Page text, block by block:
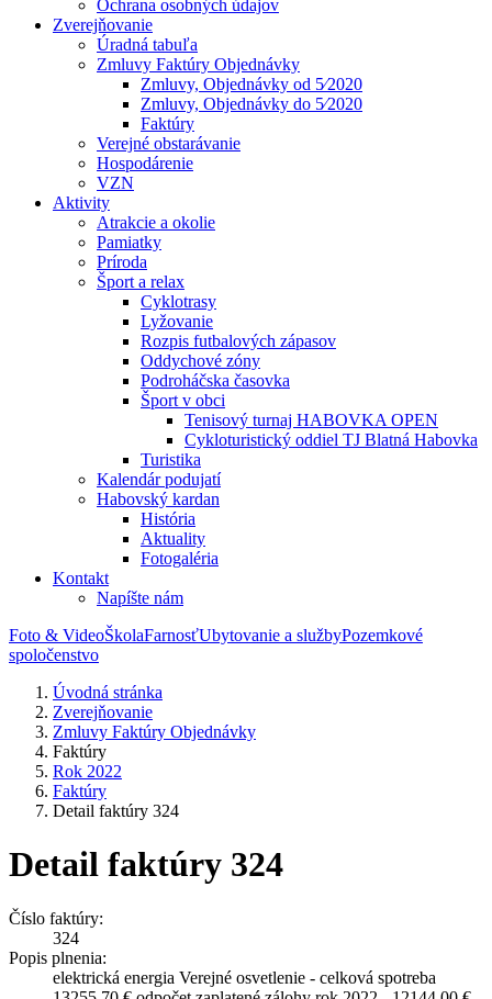
Ochrana osobných údajov
Zverejňovanie
Úradná tabuľa
Zmluvy Faktúry Objednávky
Zmluvy, Objednávky od 5⁄2020
Zmluvy, Objednávky do 5⁄2020
Faktúry
Verejné obstarávanie
Hospodárenie
VZN
Aktivity
Atrakcie a okolie
Pamiatky
Príroda
Šport a relax
Cyklotrasy
Lyžovanie
Rozpis futbalových zápasov
Oddychové zóny
Podroháčska časovka
Šport v obci
Tenisový turnaj HABOVKA OPEN
Cykloturistický oddiel TJ Blatná Habovka
Turistika
Kalendár podujatí
Habovský kardan
História
Aktuality
Fotogaléria
Kontakt
Napíšte nám
Foto & VideoŠkolaFarnosťUbytovanie a službyPozemkové
spoločenstvo
Úvodná stránka
Zverejňovanie
Zmluvy Faktúry Objednávky
Faktúry
Rok 2022
Faktúry
Detail faktúry 324
Detail faktúry 324
Číslo faktúry:
324
Popis plnenia:
elektrická energia Verejné osvetlenie - celková spotreba